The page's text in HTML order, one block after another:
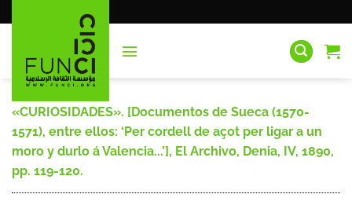
al
«CURIOSIDADES». [Documentos de Sueca (1570-
1571), entre ellos: ‘Per cordell de açot per ligar a un
moro y durlo á Valencia...’], El Archivo, Denia, IV, 1890,
pp. 119-120.